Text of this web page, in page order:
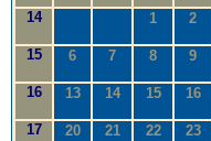
14
1 2
15 6 7 8 9
16 13 14 15 16
17 20 21 22 23